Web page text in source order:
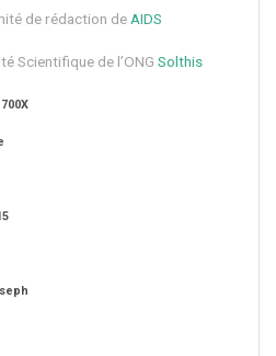
de rédaction de AIDS
Scientifique de l’ONG Solthis